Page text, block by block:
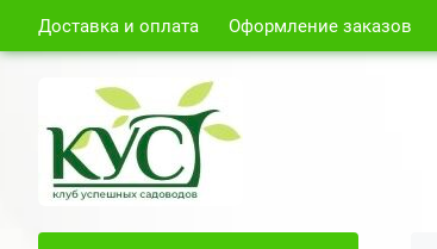
Доставка и оплата Оформление заказов